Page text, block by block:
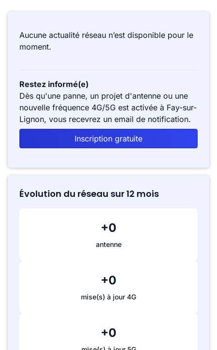
Aucune actualité réseau n’est disponible pour le
moment.
Restez informé(e)
Dès qu'une panne, un projet d'antenne ou une
nouvelle fréquence 4G/5G est activée à Fay-sur-
Lignon, vous recevrez un email de notification.
Inscription gratuite
Évolution du réseau sur 12 mois
+0
antenne
+0
mise(s) à jour 4G
+0